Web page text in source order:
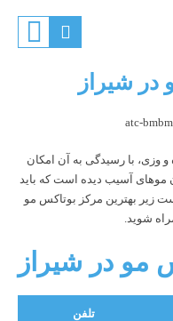
در شیراز
با رسیدگی به آن امکان
موهای آسیب دیده است که باید
زیر بهترین مرکز بوتاکس مو
شوید.
مو در شیراز
تلفن